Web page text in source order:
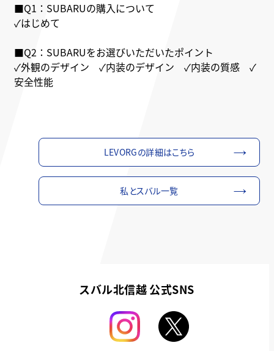
■Q1：SUBARUの購入について
✓はじめて
■Q2：SUBARUをお選びいただいたポイント
✓外観のデザイン ✓内装のデザイン ✓内装の質感 ✓
安全性能
LEVORGの詳細はこちら
私とスバル一覧
スバル北信越 公式SNS